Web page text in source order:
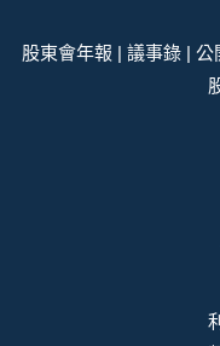
股東會年報 | 議事錄 |